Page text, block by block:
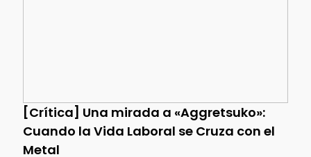
[Crítica] Una mirada a «Aggretsuko»:
Cuando la Vida Laboral se Cruza con el
Metal